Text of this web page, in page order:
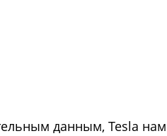
данным, Tesla